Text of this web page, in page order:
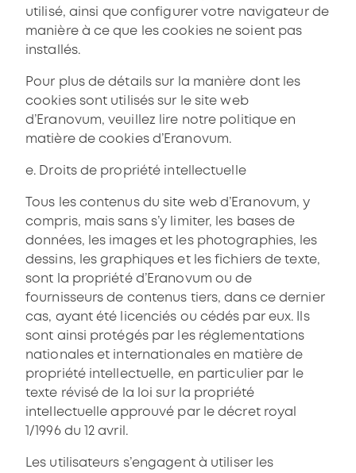
utilisé, ainsi que configurer votre navigateur de
manière à ce que les cookies ne soient pas
installés.
Pour plus de détails sur la manière dont les
cookies sont utilisés sur le site web
d’Eranovum, veuillez lire notre politique en
matière de cookies d’Eranovum.
e. Droits de propriété intellectuelle
Tous les contenus du site web d’Eranovum, y
compris, mais sans s’y limiter, les bases de
données, les images et les photographies, les
dessins, les graphiques et les fichiers de texte,
sont la propriété d’Eranovum ou de
fournisseurs de contenus tiers, dans ce dernier
cas, ayant été licenciés ou cédés par eux. Ils
sont ainsi protégés par les réglementations
nationales et internationales en matière de
propriété intellectuelle, en particulier par le
texte révisé de la loi sur la propriété
intellectuelle approuvé par le décret royal
1/1996 du 12 avril.
Les utilisateurs s’engagent à utiliser les